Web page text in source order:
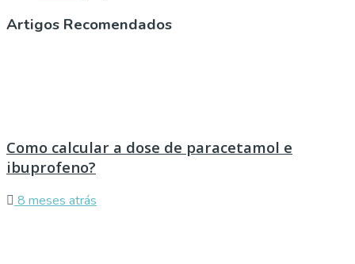
Artigos Recomendados
Como calcular a dose de paracetamol e
ibuprofeno?
8 meses atrás